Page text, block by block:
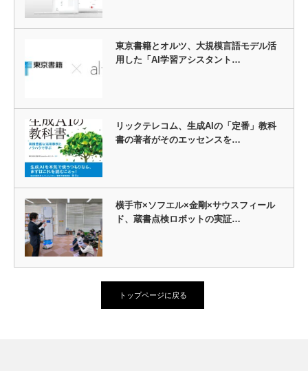
東京書籍とオルツ、大規模言語モデル活
用した「AI学習アシスタント…
リックテレコム、生成AIの「定番」教科
書の著者がそのエッセンスを…
横手市×ソフエル×金剛×サウスフィール
ド、蔵書点検ロボットの実証…
トップページに戻る